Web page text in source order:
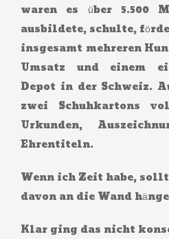
waren es über 5.500
ausbildete, schulte,
insgesamt mehreren
Umsatz und einem
Depot in der Schweiz.
zwei Schuhkartons
Urkunden,
Ehrentiteln.
Wenn ich Zeit habe,
davon an die Wand
Klar ging das nicht